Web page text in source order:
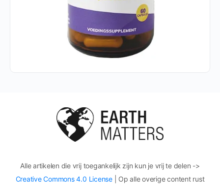
Alle artikelen die vrij toegankelijk zijn kun je vrij te delen ->
Creative Commons 4.0 License| Op alle overige content rust